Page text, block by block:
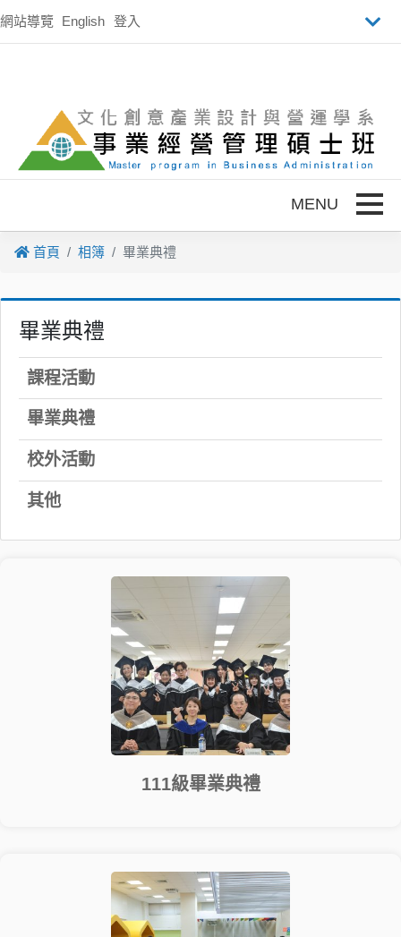
網站導覽 English 登入
首頁 相簿 畢業典禮
畢業典禮
課程活動
畢業典禮
校外活動
其他
111級畢業典禮